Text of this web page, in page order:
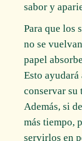
sabor y
Para que los
no se
papel
Esto
conservar su
Además, si
más tiempo,
servirlos en